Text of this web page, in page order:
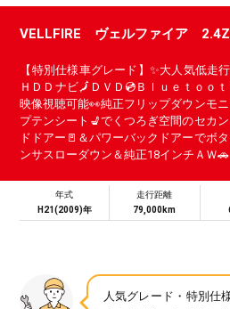
VELLFIRE ヴェルファイア 2.4Z
【特別仕様車グレード】✨大人気低走
ＨＤＤナビ🗾ＤＶＤ💿Ｂｌｕｅｔｏｏ
映像視聴可能👀純正フリップダウンモ
プテンシート💺でくつろぎ空間のセカ
ドドアー🚪＆パワーバックドアーでボ
ンサスローダウン＆純正18インチＡＷ🚗
年式
H21(2009)年
走行距離
79,000km
人気グレード・特別仕